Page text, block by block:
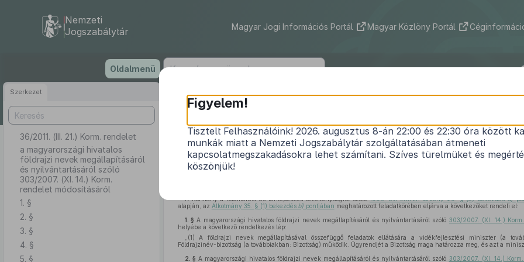
tartalomra
Nemzeti
Jogszabálytár
Magyar Jogi Információs Portál Magyar Közlöny Portál
Oldalmenü
Szerkezet
36/2011. (III. 21.) Korm. rendelet
a magyarországi hivatalos
földrajzi nevek megállapításáról
és nyilvántartásáról szóló
303/2007. (XI. 14.) Korm.
rendelet módosításáról
1. §
2. §
3. §
4. §
5. §
36/2011. (III. 21.) Korm. rendelet
a magyarországi hivatalos földrajzi nevek megállapításáról és
szóló303/2007. (XI. 14.) Korm. rendelet
A Kormány a földmérési és térképészeti tevékenységről szóló1996. évi LXXVI. törvény 29. § (5) bekezdésd)
alapján, az Alkotmány 35. § (1) bekezdés b) pontjában meghatározott feladatkörében eljárva a következőket rendeli el:
1. § A magyarországi hivatalos földrajzi nevek megállapításáról és nyilvántartásáról szóló 303/2007. (XI. 14.)
helyébe a következő rendelkezés lép:
„(1) A földrajzi nevek megállapításával összefüggő feladatok ellátására a vidékfejlesztési miniszter (a
Földrajzinév-bizottság (a továbbiakban: Bizottság) működik. Ügyrendjét a Bizottság maga határozza meg, és azt a
2. § A magyarországi hivatalos földrajzi nevek megállapításáról és nyilvántartásáról szóló 303/2007. (XI. 14.)
Figyelem!
Tisztelt Felhasználóink! 2026. augusztus 8-án 22:00 és 22:30 óra között
munkák miatt a Nemzeti Jogszabálytár szolgáltatásában átmeneti
kapcsolatmegszakadásokra lehet számítani. Szíves türelmüket és
köszönjük!